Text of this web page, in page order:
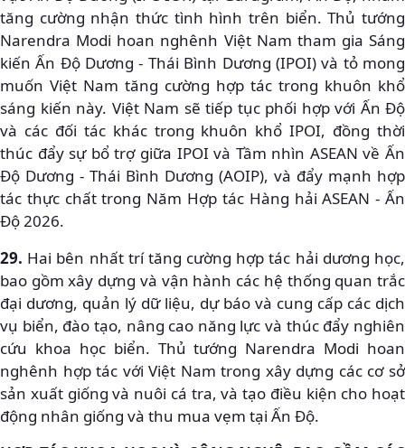
tăng cường nhận thức tình hình trên biển. Thủ tướng
Narendra Modi hoan nghênh Việt Nam tham gia Sáng
kiến Ấn Độ Dương - Thái Bình Dương (IPOI) và tỏ mong
muốn Việt Nam tăng cường hợp tác trong khuôn khổ
sáng kiến này. Việt Nam sẽ tiếp tục phối hợp với Ấn Độ
và các đối tác khác trong khuôn khổ IPOI, đồng thời
thúc đẩy sự bổ trợ giữa IPOI và Tầm nhìn ASEAN về Ấn
Độ Dương - Thái Bình Dương (AOIP), và đẩy mạnh hợp
tác thực chất trong Năm Hợp tác Hàng hải ASEAN - Ấn
Độ 2026.
29. Hai bên nhất trí tăng cường hợp tác hải dương học,
bao gồm xây dựng và vận hành các hệ thống quan trắc
đại dương, quản lý dữ liệu, dự báo và cung cấp các dịch
vụ biển, đào tạo, nâng cao năng lực và thúc đẩy nghiên
cứu khoa học biển. Thủ tướng Narendra Modi hoan
nghênh hợp tác với Việt Nam trong xây dựng các cơ sở
sản xuất giống và nuôi cá tra, và tạo điều kiện cho hoạt
động nhân giống và thu mua vẹm tại Ấn Độ.